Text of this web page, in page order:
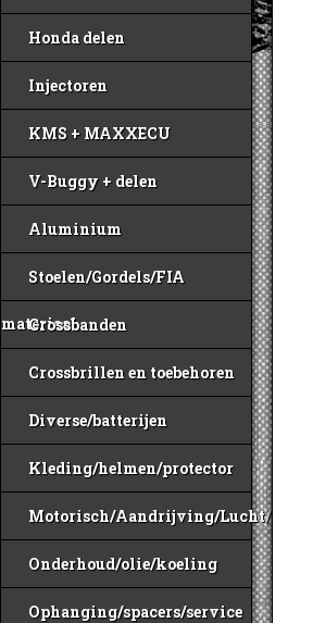
Honda delen
Injectoren
KMS + MAXXECU
V-Buggy + delen
Aluminium
Stoelen/Gordels/FIA
materiaal
Crossbanden
Crossbrillen en toebehoren
Diverse/batterijen
Kleding/helmen/protector
Motorisch/Aandrijving/Lucht/Benzine
Onderhoud/olie/koeling
Ophanging/spacers/service